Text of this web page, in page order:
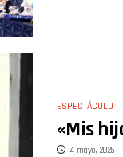
ESPECTÁCULO
«Mis
4 mayo, 2025